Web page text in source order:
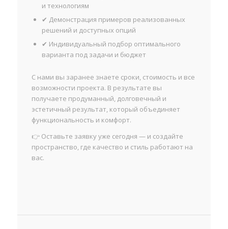
и технологиям
✔ Демонстрация примеров реализованных
решений и доступных опций
✔ Индивидуальный подбор оптимального
варианта под задачи и бюджет
С нами вы заранее знаете сроки, стоимость и все
возможности проекта. В результате вы
получаете продуманный, долговечный и
эстетичный результат, который объединяет
функциональность и комфорт.
👉 Оставьте заявку уже сегодня — и создайте
пространство, где качество и стиль работают на
вас.